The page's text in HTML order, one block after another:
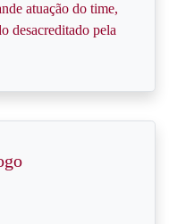
atuação do time,
desacreditado pela